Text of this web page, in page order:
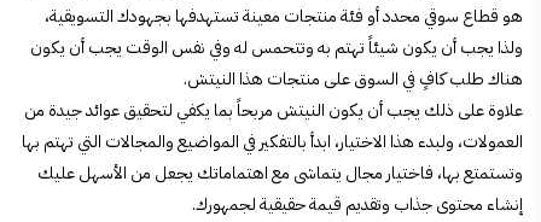
هو قطاع سوقي محدد أو فئة منتجات معينة تستهدفها بجهودك التسويقية،
ولذا يجب أن يكون شيئاً تهتم به وتتحمس له وفي نفس الوقت يجب أن يكون
هناك طلب كافٍ في السوق على منتجات هذا النيتش.
علاوة على ذلك يجب أن يكون النيتش مربحاً بما يكفي لتحقيق عوائد جيدة من
العمولات، ولبدء هذا الاختيار، ابدأ بالتفكير في المواضيع والمجالات التي تهتم بها
وتستمتع بها، فاختيار مجال يتماشى مع اهتماماتك يجعل من الأسهل عليك
إنشاء محتوى جذاب وتقديم قيمة حقيقية لجمهورك.